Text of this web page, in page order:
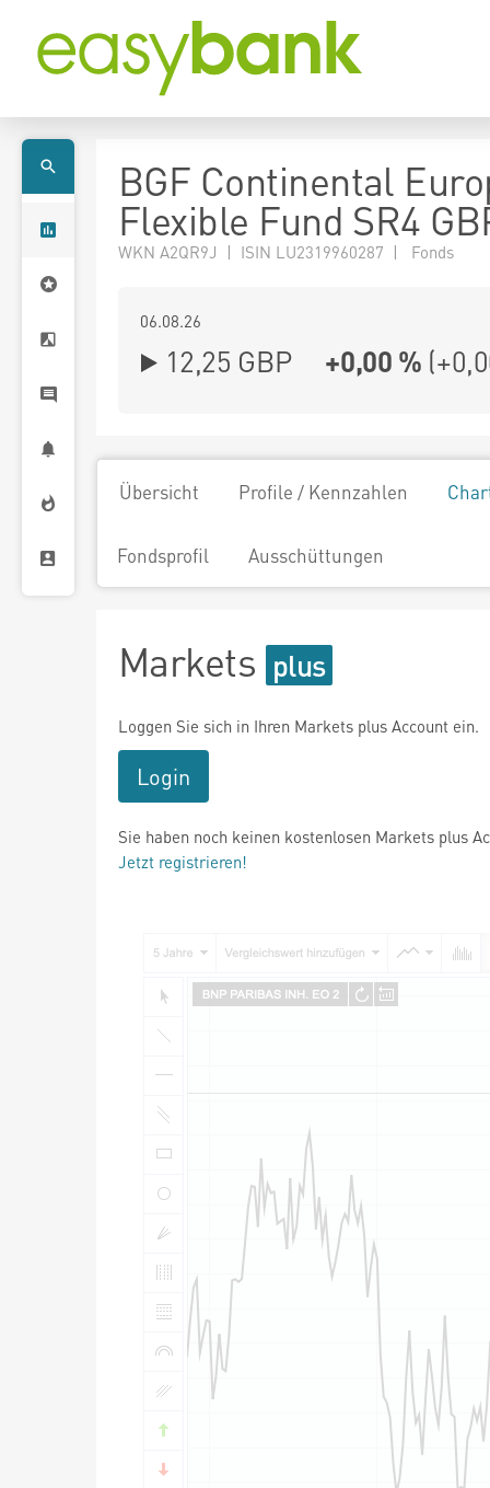
BGF Continental
Flexible Fund SR4
WKN A2QR9J | ISIN LU2319960287 | Fonds
06.08.26
12,25 GBP +0,00 % (
Übersicht Profile / Kennzahlen
Fondsprofil Ausschüttungen
Markets
Loggen Sie sich in Ihren Markets plus Account ein.
Login
Sie haben noch keinen kostenlosen Markets plus
Jetzt registrieren!